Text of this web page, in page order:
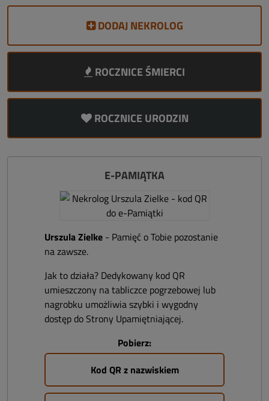
DODAJ NEKROLOG
ROCZNICE ŚMIERCI
ROCZNICE URODZIN
E-PAMIĄTKA
Urszula Zielke - Pamięć o Tobie pozostanie
na zawsze.
Jak to działa? Dedykowany kod QR
umieszczony na tabliczce pogrzebowej lub
nagrobku umożliwia szybki i wygodny
dostęp do Strony Upamiętniającej.
Pobierz:
Kod QR z nazwiskiem